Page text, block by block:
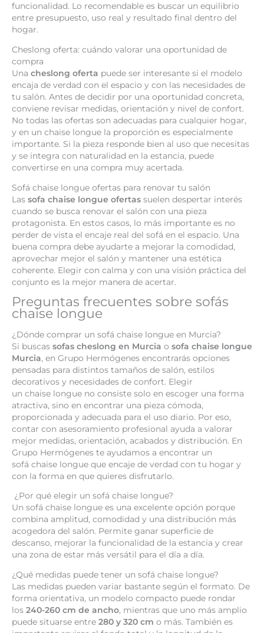
funcionalidad. Lo recomendable es buscar un equilibrio
entre presupuesto, uso real y resultado final dentro del
hogar.
Cheslong oferta: cuándo valorar una oportunidad de
compra
Una cheslong oferta puede ser interesante si el modelo
encaja de verdad con el espacio y con las necesidades de
tu salón. Antes de decidir por una oportunidad concreta,
conviene revisar medidas, orientación y nivel de confort.
No todas las ofertas son adecuadas para cualquier hogar,
y en un chaise longue la proporción es especialmente
importante. Si la pieza responde bien al uso que necesitas
y se integra con naturalidad en la estancia, puede
convertirse en una compra muy acertada.
Sofá chaise longue ofertas para renovar tu salón
Las sofa chaise longue ofertas suelen despertar interés
cuando se busca renovar el salón con una pieza
protagonista. En estos casos, lo más importante es no
perder de vista el encaje real del sofá en el espacio. Una
buena compra debe ayudarte a mejorar la comodidad,
aprovechar mejor el salón y mantener una estética
coherente. Elegir con calma y con una visión práctica del
conjunto es la mejor manera de acertar.
Preguntas frecuentes sobre sofás
chaise longue
¿Dónde comprar un sofá chaise longue en Murcia?
Si buscas sofas cheslong en Murcia o sofa chaise longue
Murcia, en Grupo Hermógenes encontrarás opciones
pensadas para distintos tamaños de salón, estilos
decorativos y necesidades de confort. Elegir
un chaise longue no consiste solo en escoger una forma
atractiva, sino en encontrar una pieza cómoda,
proporcionada y adecuada para el uso diario. Por eso,
contar con asesoramiento profesional ayuda a valorar
mejor medidas, orientación, acabados y distribución. En
Grupo Hermógenes te ayudamos a encontrar un
sofá chaise longue que encaje de verdad con tu hogar y
con la forma en que quieres disfrutarlo.
¿Por qué elegir un sofá chaise longue?
Un sofá chaise longue es una excelente opción porque
combina amplitud, comodidad y una distribución más
acogedora del salón. Permite ganar superficie de
descanso, mejorar la funcionalidad de la estancia y crear
una zona de estar más versátil para el día a día.
¿Qué medidas puede tener un sofá chaise longue?
Las medidas pueden variar bastante según el formato. De
forma orientativa, un modelo compacto puede rondar
los 240-260 cm de ancho, mientras que uno más amplio
puede situarse entre 280 y 320 cm o más. También es